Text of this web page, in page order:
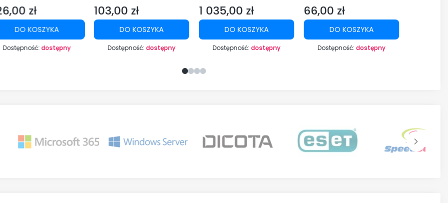
zł
DO KOSZYKA
Dostępność:dostępny
Cena
103,00 zł
DO KOSZYKA
Dostępność:dostępny
Cena
1 035,00 zł
DO KOSZYKA
Dostępność:dostępny
Cena
66,00 zł
DO KOSZYKA
Dostępność: dostępny